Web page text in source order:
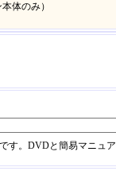
体のみ）
す。DVDと簡易マニュ